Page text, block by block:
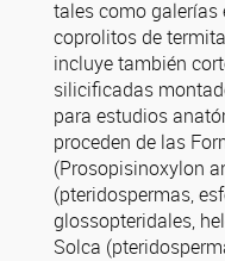
tales como galerías
coprolitos de
incluye también
silicificadas
para estudios
proceden de las
(Prosopisinoxylon
(pteridospermas,
glossopteridales,
Solca